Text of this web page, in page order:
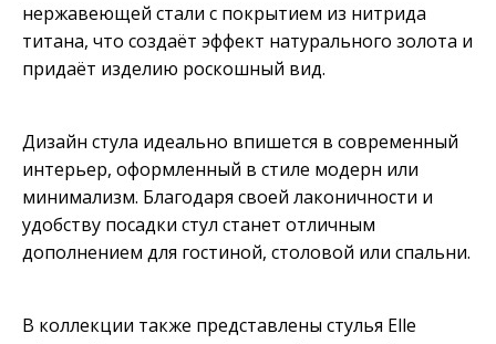
нержавеющей стали с покрытием из нитрида
титана, что создаёт эффект натурального золота и
придаёт изделию роскошный вид.
Дизайн стула идеально впишется в современный
интерьер, оформленный в стиле модерн или
минимализм. Благодаря своей лаконичности и
удобству посадки стул станет отличным
дополнением для гостиной, столовой или спальни.
В коллекции также представлены стулья Elle